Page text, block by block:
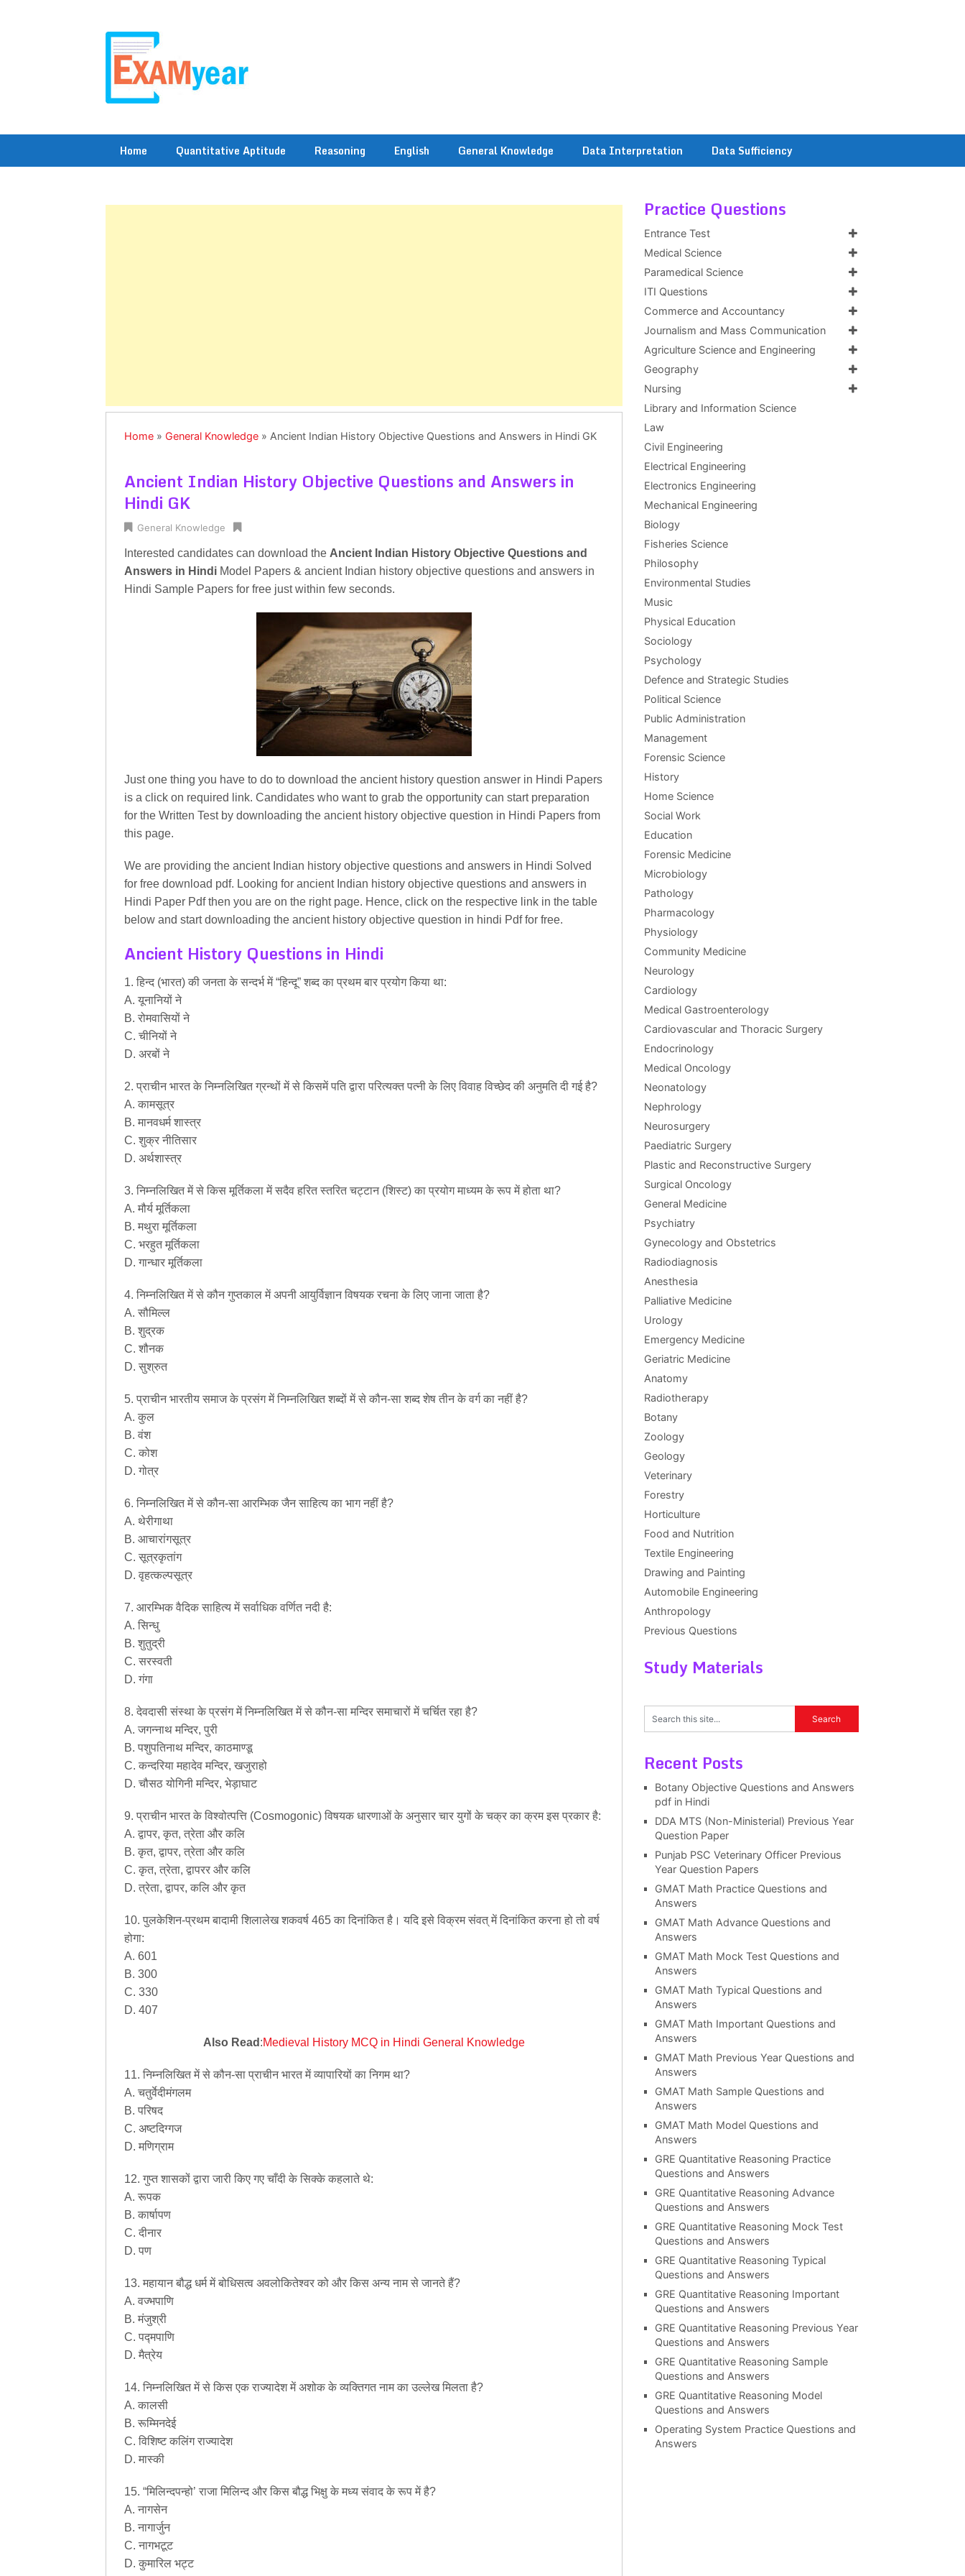
Home Quantitative Aptitude Reasoning English General Knowledge Data Interpretation Data Sufficiency
Home » General Knowledge » Ancient Indian History Objective Questions and Answers in Hindi GK
Ancient Indian History Objective Questions and Answers in
Hindi GK
General Knowledge
Interested candidates can download the Ancient Indian History Objective Questions and
Answers in Hindi Model Papers & ancient Indian history objective questions and answers in
Hindi Sample Papers for free just within few seconds.
Just one thing you have to do to download the ancient history question answer in Hindi Papers
is a click on required link. Candidates who want to grab the opportunity can start preparation
for the Written Test by downloading the ancient history objective question in Hindi Papers from
this page.
We are providing the ancient Indian history objective questions and answers in Hindi Solved
for free download pdf. Looking for ancient Indian history objective questions and answers in
Hindi Paper Pdf then you are on the right page. Hence, click on the respective link in the table
below and start downloading the ancient history objective question in hindi Pdf for free.
Ancient History Questions in Hindi
1. हिन्द (भारत) की जनता के सन्दर्भ में “हिन्दू” शब्द का प्रथम बार प्रयोग किया था:
A. यूनानियों ने
B. रोमवासियों ने
C. चीनियों ने
D. अरबों ने
2. प्राचीन भारत के निम्नलिखित ग्रन्थों में से किसमें पति द्वारा परित्यक्त पत्नी के लिए विवाह विच्छेद की अनुमति दी गई है?
A. कामसूत्र
B. मानवधर्म शास्त्र
C. शुक्र नीतिसार
D. अर्थशास्त्र
3. निम्नलिखित में से किस मूर्तिकला में सदैव हरित स्तरित चट्टान (शिस्ट) का प्रयोग माध्यम के रूप में होता था?
A. मौर्य मूर्तिकला
B. मथुरा मूर्तिकला
C. भरहुत मूर्तिकला
D. गान्धार मूर्तिकला
4. निम्नलिखित में से कौन गुप्तकाल में अपनी आयुर्विज्ञान विषयक रचना के लिए जाना जाता है?
A. सौमिल्ल
B. शुद्रक
C. शौनक
D. सुश्रुत
5. प्राचीन भारतीय समाज के प्रसंग में निम्नलिखित शब्दों में से कौन-सा शब्द शेष तीन के वर्ग का नहीं है?
A. कुल
B. वंश
C. कोश
D. गोत्र
6. निम्नलिखित में से कौन-सा आरम्भिक जैन साहित्य का भाग नहीं है?
A. थेरीगाथा
B. आचारांगसूत्र
C. सूत्रकृतांग
D. वृहत्कल्पसूत्र
7. आरम्भिक वैदिक साहित्य में सर्वाधिक वर्णित नदी है:
A. सिन्धु
B. शुतुद्री
C. सरस्वती
D. गंगा
8. देवदासी संस्था के प्रसंग में निम्नलिखित में से कौन-सा मन्दिर समाचारों में चर्चित रहा है?
A. जगन्नाथ मन्दिर, पुरी
B. पशुपतिनाथ मन्दिर, काठमाण्डू
C. कन्दरिया महादेव मन्दिर, खजुराहो
D. चौसठ योगिनी मन्दिर, भेड़ाघाट
9. प्राचीन भारत के विश्वोत्पत्ति (Cosmogonic) विषयक धारणाओं के अनुसार चार युगों के चक्र का क्रम इस प्रकार है:
A. द्वापर, कृत, त्रेता और कलि
B. कृत, द्वापर, त्रेता और कलि
C. कृत, त्रेता, द्वापरर और कलि
D. त्रेता, द्वापर, कलि और कृत
10. पुलकेशिन-प्रथम बादामी शिलालेख शकवर्ष 465 का दिनांकित है। यदि इसे विक्रम संवत् में दिनांकित करना हो तो वर्ष
होगा:
A. 601
B. 300
C. 330
D. 407
Also Read :Medieval History MCQ in Hindi General Knowledge
11. निम्नलिखित में से कौन-सा प्राचीन भारत में व्यापारियों का निगम था?
A. चतुर्वेदीमंगलम
B. परिषद
C. अष्टदिग्गज
D. मणिग्राम
12. गुप्त शासकों द्वारा जारी किए गए चाँदी के सिक्के कहलाते थे:
A. रूपक
B. कार्षापण
C. दीनार
D. पण
13. महायान बौद्ध धर्म में बोधिसत्व अवलोकितेश्वर को और किस अन्य नाम से जानते हैं?
A. वज्भपाणि
B. मंजुश्री
C. पद्मपाणि
D. मैत्रेय
14. निम्नलिखित में से किस एक राज्यादेश में अशोक के व्यक्तिगत नाम का उल्लेख मिलता है?
A. कालसी
B. रूम्मिनदेई
C. विशिष्ट कलिंग राज्यादेश
D. मास्की
15. “मिलिन्दपन्हो’ राजा मिलिन्द और किस बौद्ध भिक्षु के मध्य संवाद के रूप में है?
A. नागसेन
B. नागार्जुन
C. नागभटूट
D. कुमारिल भट्ट
Practice Questions
Entrance Test
Medical Science
Paramedical Science
ITI Questions
Commerce and Accountancy
Journalism and Mass Communication
Agriculture Science and Engineering
Geography
Nursing
Library and Information Science
Law
Civil Engineering
Electrical Engineering
Electronics Engineering
Mechanical Engineering
Biology
Fisheries Science
Philosophy
Environmental Studies
Music
Physical Education
Sociology
Psychology
Defence and Strategic Studies
Political Science
Public Administration
Management
Forensic Science
History
Home Science
Social Work
Education
Forensic Medicine
Microbiology
Pathology
Pharmacology
Physiology
Community Medicine
Neurology
Cardiology
Medical Gastroenterology
Cardiovascular and Thoracic Surgery
Endocrinology
Medical Oncology
Neonatology
Nephrology
Neurosurgery
Paediatric Surgery
Plastic and Reconstructive Surgery
Surgical Oncology
General Medicine
Psychiatry
Gynecology and Obstetrics
Radiodiagnosis
Anesthesia
Palliative Medicine
Urology
Emergency Medicine
Geriatric Medicine
Anatomy
Radiotherapy
Botany
Zoology
Geology
Veterinary
Forestry
Horticulture
Food and Nutrition
Textile Engineering
Drawing and Painting
Automobile Engineering
Anthropology
Previous Questions
Study Materials
Recent Posts
Botany Objective Questions and Answers
pdf in Hindi
DDA MTS (Non-Ministerial) Previous Year
Question Paper
Punjab PSC Veterinary Officer Previous
Year Question Papers
GMAT Math Practice Questions and
Answers
GMAT Math Advance Questions and
Answers
GMAT Math Mock Test Questions and
Answers
GMAT Math Typical Questions and
Answers
GMAT Math Important Questions and
Answers
GMAT Math Previous Year Questions and
Answers
GMAT Math Sample Questions and
Answers
GMAT Math Model Questions and
Answers
GRE Quantitative Reasoning Practice
Questions and Answers
GRE Quantitative Reasoning Advance
Questions and Answers
GRE Quantitative Reasoning Mock Test
Questions and Answers
GRE Quantitative Reasoning Typical
Questions and Answers
GRE Quantitative Reasoning Important
Questions and Answers
GRE Quantitative Reasoning Previous Year
Questions and Answers
GRE Quantitative Reasoning Sample
Questions and Answers
GRE Quantitative Reasoning Model
Questions and Answers
Operating System Practice Questions and
Answers